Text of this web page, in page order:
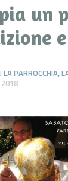
un
LA PARROCCHIA,